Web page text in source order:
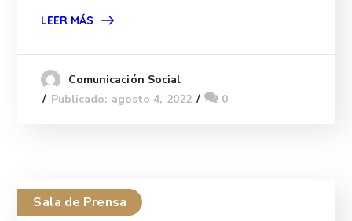
LEER MÁS
Comunicación Social
Publicado: agosto 4, 2022
0
Sala de Prensa